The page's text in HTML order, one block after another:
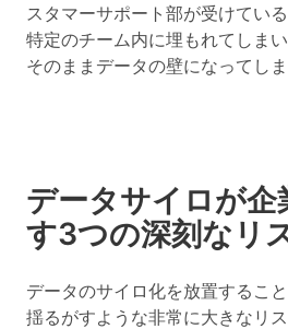
スタマーサポート部が受けてい
特定のチーム内に埋もれてしま
そのままデータの壁になってしま
データサイロが企
す3つの深刻なリ
データのサイロ化を放置するこ
揺るがすような非常に大きなリ